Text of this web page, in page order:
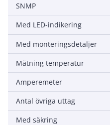
SNMP
Med LED-indikering
Med monteringsdetaljer
Mätning temperatur
Amperemeter
Antal övriga uttag
Med säkring